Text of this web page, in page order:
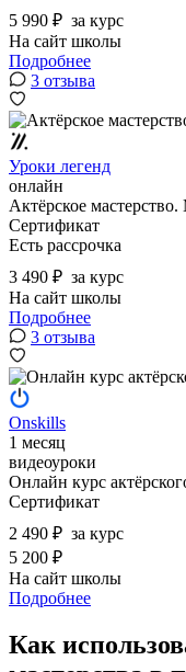
5 990 ₽ за курс
На сайт школы
Подробнее
3 отзыва
Уроки легенд
онлайн
Актёрское
Сертификат
Есть рассрочка
3 490 ₽ за курс
На сайт школы
Подробнее
3 отзыва
Onskills
1 месяц
видеоуроки
Онлайн курс
Сертификат
2 490 ₽ за курс
5 200 ₽
На сайт школы
Подробнее
Как